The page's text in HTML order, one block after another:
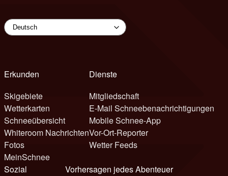
Erkunden
Skigebiete
Wetterkarten
Schneeübersicht
Whiteroom Nachrichten
Fotos
MeinSchnee
Dienste
Mitgliedschaft
E-Mail Schneebenachrichtigungen
Mobile Schnee-App
Vor-Ort-Reporter
Wetter Feeds
Sozial
Vorhersagen jedes Abenteuer